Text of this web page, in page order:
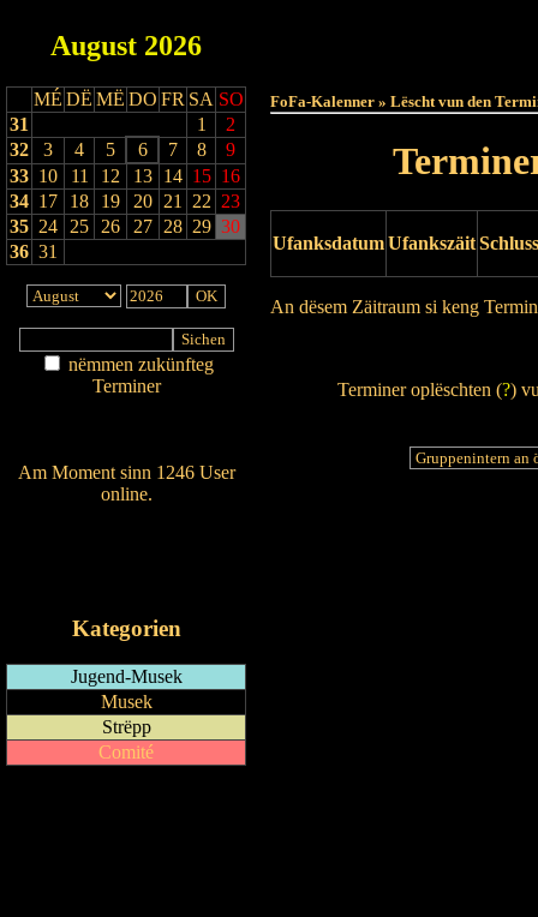
August 2026
MÉ DË MË DO FR SA SO
31
1
2
32
3 4 5 6 7 8
9
33 10 11 12 13 14 15 16
34 17 18 19 20 21 22 23
35 24 25 26 27 28 29 30
36 31
nëmmen zukünfteg
Terminer
Am Moment sinn 1246 User
online.
Kategorien
Jugend-Musek
Musek
Strëpp
Comité
FoFa-Kalenner » Lëscht vun den
UfanksdatumUfankszäit
An dësem Zäitraum si keng
Terminer oplëschten (?)